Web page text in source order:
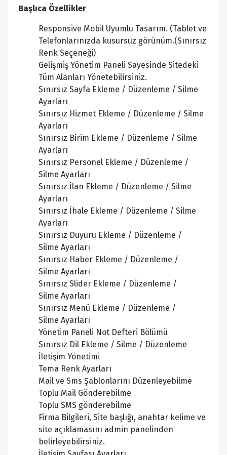
Başlıca Özellikler
Responsive Mobil Uyumlu Tasarım. (Tablet ve
Telefonlarınızda kusursuz görünüm.(Sınırsız
Renk Seçeneği)
Gelişmiş Yönetim Paneli Sayesinde Sitedeki
Tüm Alanları Yönetebilirsiniz.
Sınırsız Sayfa Ekleme / Düzenleme / Silme
Ayarları
Sınırsız Hizmet Ekleme / Düzenleme / Silme
Ayarları
Sınırsız Birim Ekleme / Düzenleme / Silme
Ayarları
Sınırsız Personel Ekleme / Düzenleme /
Silme Ayarları
Sınırsız İlan Ekleme / Düzenleme / Silme
Ayarları
Sınırsız İhale Ekleme / Düzenleme / Silme
Ayarları
Sınırsız Duyuru Ekleme / Düzenleme /
Silme Ayarları
Sınırsız Haber Ekleme / Düzenleme /
Silme Ayarları
Sınırsız Slider Ekleme / Düzenleme /
Silme Ayarları
Sınırsız Menü Ekleme / Düzenleme /
Silme Ayarları
Yönetim Paneli Not Defteri Bölümü
Sınırsız Dil Ekleme / Silme / Düzenleme
İletişim Yönetimi
Tema Renk Ayarları
Mail ve Sms Şablonlarını Düzenleyebilme
Toplu Mail Gönderebilme
Toplu SMS gönderebilme
Firma Bilgileri, Site başlığı, anahtar kelime ve
site açıklamasını admin panelinden
belirleyebilirsiniz.